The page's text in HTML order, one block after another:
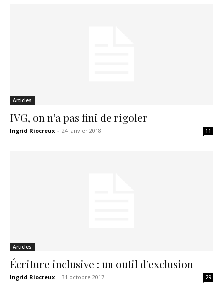
Articles
IVG, on n’a pas fini de rigoler
Ingrid Riocreux - 24 janvier 2018 11
Articles
Écriture inclusive : un outil d’exclusion
Ingrid Riocreux - 31 octobre 2017 29